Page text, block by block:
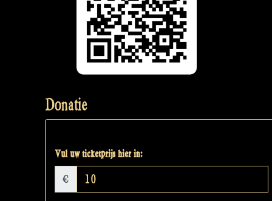
Donatie
Vul uw ticketprijs hier in:
€